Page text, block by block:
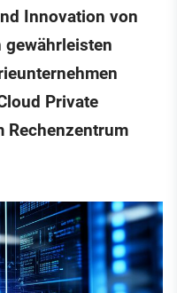
Innovation von
gewährleisten
Private
Rechenzentrum